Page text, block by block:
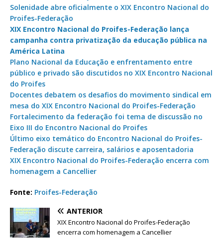
Solenidade abre oficialmente o XIX Encontro Nacional do
Proifes-Federação
XIX Encontro Nacional do Proifes-Federação lança
campanha contra privatização da educação pública na
América Latina
Plano Nacional da Educação e enfrentamento entre
público e privado são discutidos no XIX Encontro Nacional
do Proifes
Docentes debatem os desafios do movimento sindical em
mesa do XIX Encontro Nacional do Proifes-Federação
Fortalecimento da federação foi tema de discussão no
Eixo III do Encontro Nacional do Proifes
Último eixo temático do Encontro Nacional do Proifes-
Federação discute carreira, salários e aposentadoria
XIX Encontro Nacional do Proifes-Federação encerra com
homenagem a Cancellier
Fonte: Proifes-Federação
ANTERIOR
XIX Encontro Nacional do Proifes-Federação
encerra com homenagem a Cancellier